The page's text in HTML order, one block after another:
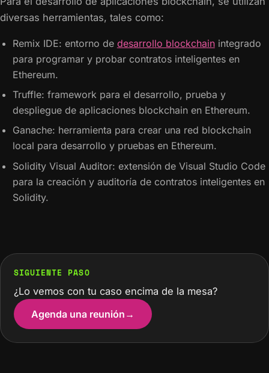
diversas herramientas, tales como:
Remix IDE: entorno de desarrollo blockchainintegrado
para programar y probar contratos inteligentes en
Ethereum.
Truffle: framework para el desarrollo, prueba y
despliegue de aplicaciones blockchain en Ethereum.
Ganache: herramienta para crear una red blockchain
local para desarrollo y pruebas en Ethereum.
Solidity Visual Auditor: extensión de Visual Studio Code
para la creación y auditoría de contratos inteligentes en
Solidity.
SIGUIENTE PASO
¿Lo vemos con tu caso encima de la mesa?
Agenda una reunión →